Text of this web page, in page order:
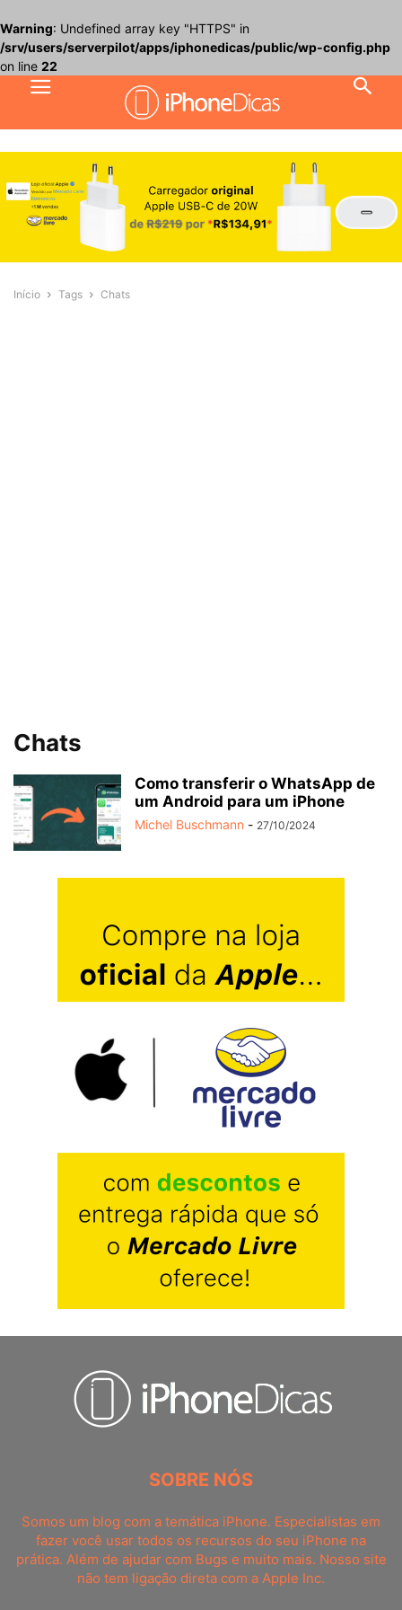
Warning: Undefined array key "HTTPS" in
/srv/users/serverpilot/apps/iphonedicas/public/wp-config.php
on line 22
Início Tags Chats
Chats
Como transferir o WhatsApp de
um Android para um iPhone
Michel Buschmann - 27/10/2024
SOBRE NÓS
Somos um blog com a temática iPhone. Especialistas em
fazer você usar todos os recursos do seu iPhone na
prática. Além de ajudar com Bugs e muito mais. Nosso site
não tem ligação direta com a Apple Inc.